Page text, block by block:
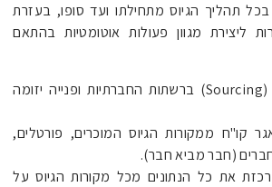
תהליך הגיוס מתחילתו ועד סופו, בעזרת
ליצירת מגוון פעולות אוטומטיות בהתאם
איתור טאלנט ממוקד (Sourcing) ברשתות החברתיות ופנייה יזומה
קו"ח ממקורות הגיוס המוכרים, פורטלים,
(חבר מביא חבר).
את כל הנתונים מכל מקורות הגיוס על